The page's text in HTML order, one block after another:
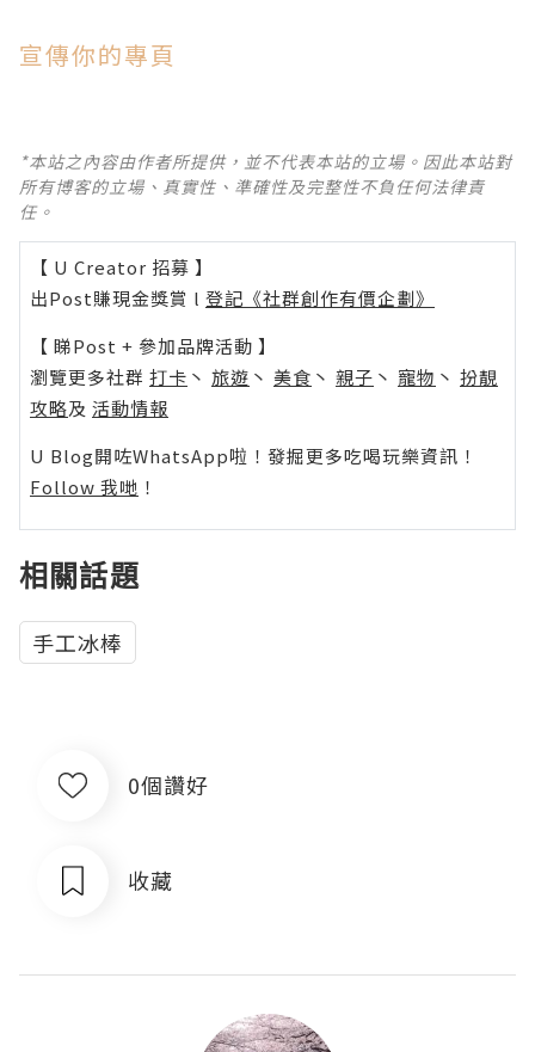
宣傳你的專頁
*本站之內容由作者所提供，並不代表本站的立場。因此本站對
所有博客的立場、真實性、準確性及完整性不負任何法律責
任。
【 U Creator 招募 】
出Post賺現金獎賞 l 登記《社群創作有價企劃》
【 睇Post + 參加品牌活動 】
瀏覽更多社群 打卡 丶 旅遊 丶 美食 丶 親子 丶 寵物 丶 扮靚
攻略及 活動情報
U Blog開咗WhatsApp啦！發掘更多吃喝玩樂資訊！
Follow 我哋 ！
相關話題
手工冰棒
0個讚好
收藏